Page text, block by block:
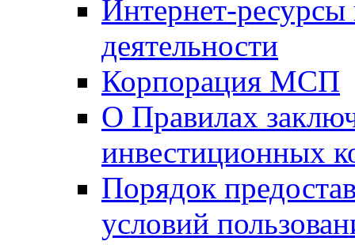
Интернет-
деятельности
Корпорация МСП
О Правилах
инвестиционных
Порядок
условий